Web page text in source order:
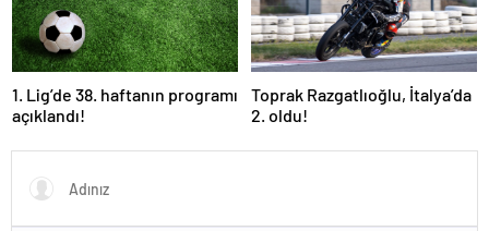
1. Lig’de 38. haftanın programı
açıklandı!
Toprak Razgatlıoğlu, İtalya’da
2. oldu!